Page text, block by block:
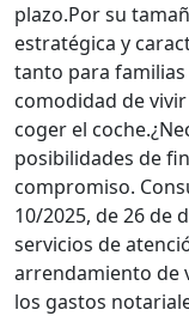
plazo.Por su
estratégica y
tanto para
comodidad de
coger el
posibilidades de
compromiso.
10/2025, de 26 de
servicios de
arrendamiento de
los gastos